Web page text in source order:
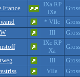
France
IXa RP
IXa
* VIIc
III
IXc RP
Xa
III
VIIa